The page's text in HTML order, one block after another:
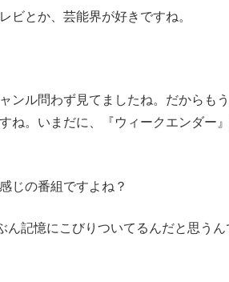
とか、芸能界が好きですね。
ル問わず見てましたね。だからも
ね。いまだに、『ウィークエンダー
じの番組ですよね？
記憶にこびりついてるんだと思うん